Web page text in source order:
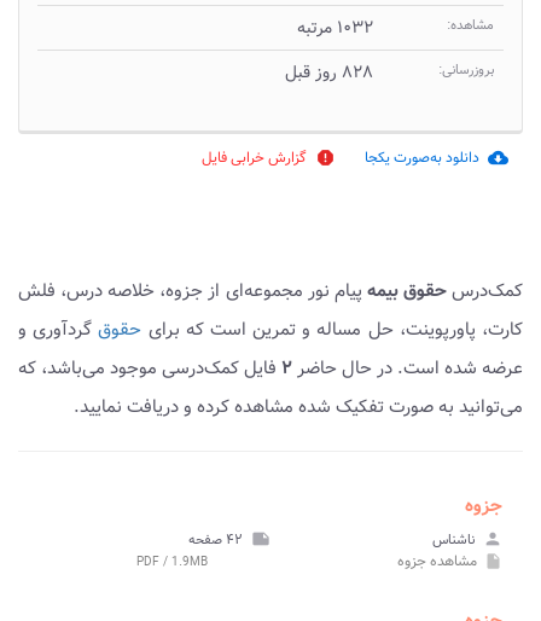
مشاهده: ۱۰۳۲ مرتبه
بروزرسانی: ۸۲۸ روز قبل
cloud_download دانلود به‌صورت یکجا report گزارش خرابی فایل
کمک‌درسحقوق بیمه پیام نور مجموعه‌ای از جزوه، خلاصه درس، فلش
کارت، پاورپوینت، حل مساله و تمرین است که برای حقوقگردآوری و
عرضه شده است. در حال حاضر۲ فایل کمک‌درسی موجود می‌باشد، که
می‌توانید به صورت تفکیک شده مشاهده کرده و دریافت نمایید.
جزوه
person ناشناس note ۴۲ صفحه
insert_drive_file مشاهدهجزوه PDF / 1.9MB